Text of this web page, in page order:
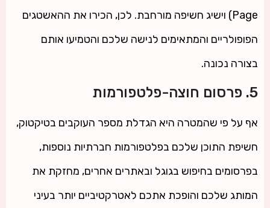
Page) וישיג חשיפה מורחבת. לכן, הכירו את ההאשטגים
הפופולריים והמתאימים לנישה שלכם והטמיעו אותם
בצורה נכונה.
5. פרסום חוצה-פלטפורמות
אף על פי שהמטרה היא הגדלת מספר העוקבים בטיקטוק,
חשיפת התוכן שלכם בפלטפורמות חברתיות נוספות,
בפרסומים בחיפוש בגוגל ובאתרים אחרים, מחזקת את
המותג שלכם והופכת אתכם לאטרקטיביים יותר בעיני